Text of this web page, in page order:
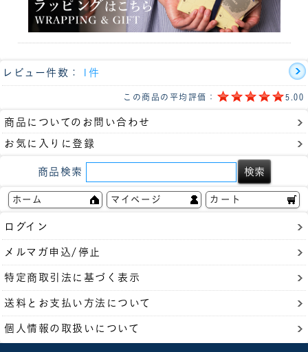
レビュー件数： 1件
この商品の平均評価： 5.00
商品についてのお問い合わせ
お気に入りに登録
商品検索
ホーム マイページ カート
ログイン
メルマガ申込/停止
特定商取引法に基づく表示
送料とお支払い方法について
個人情報の取扱いについて